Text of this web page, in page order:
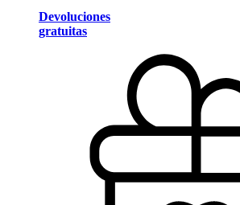
Devoluciones
gratuitas